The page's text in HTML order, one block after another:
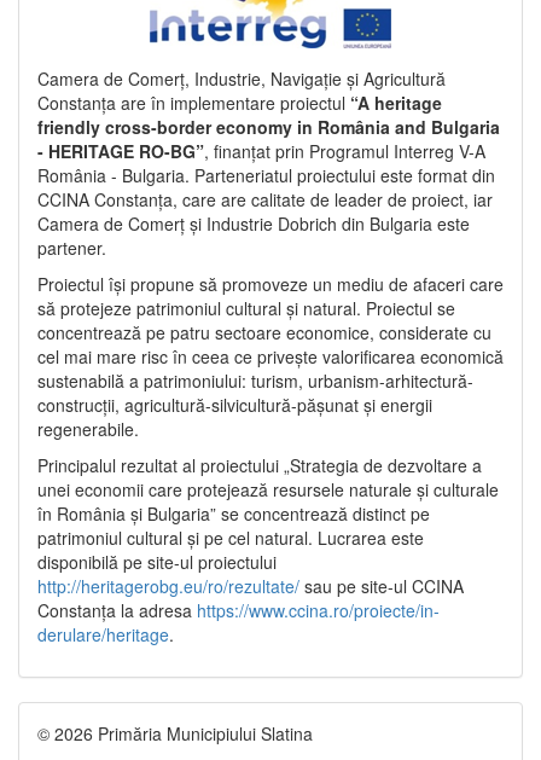
Camera de Comerț, Industrie, Navigație și Agricultură
Constanța are în implementare proiectul “A heritage
friendly cross-border economy in România and Bulgaria
- HERITAGE RO-BG”, finanțat prin Programul Interreg V-A
România - Bulgaria. Parteneriatul proiectului este format din
CCINA Constanța, care are calitate de leader de proiect, iar
Camera de Comerț și Industrie Dobrich din Bulgaria este
partener.
Proiectul își propune să promoveze un mediu de afaceri care
să protejeze patrimoniul cultural și natural. Proiectul se
concentrează pe patru sectoare economice, considerate cu
cel mai mare risc în ceea ce privește valorificarea economică
sustenabilă a patrimoniului: turism, urbanism-arhitectură-
construcții, agricultură-silvicultură-pășunat și energii
regenerabile.
Principalul rezultat al proiectului „Strategia de dezvoltare a
unei economii care protejează resursele naturale și culturale
în România și Bulgaria” se concentrează distinct pe
patrimoniul cultural și pe cel natural. Lucrarea este
disponibilă pe site-ul proiectului
http://heritagerobg.eu/ro/rezultate/ sau pe site-ul CCINA
Constanța la adresa https://www.ccina.ro/proiecte/in-
derulare/heritage.
© 2026 Primăria Municipiului Slatina